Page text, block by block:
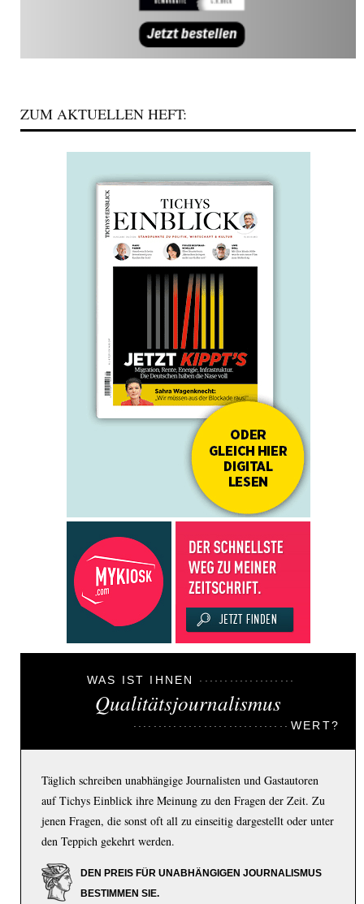
ZUM AKTUELLEN HEFT:
WAS IST IHNEN
Qualitätsjournalismus
WERT?
Täglich schreiben unabhängige Journalisten und Gastautoren
auf Tichys Einblick ihre Meinung zu den Fragen der Zeit. Zu
jenen Fragen, die sonst oft all zu einseitig dargestellt oder unter
den Teppich gekehrt werden.
DEN PREIS FÜR UNABHÄNGIGEN JOURNALISMUS
BESTIMMEN SIE.